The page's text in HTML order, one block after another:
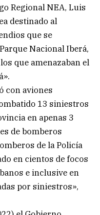
Regional NEA, Luis
destinado al
que se
Nacional Iberá,
que amenazaban el
con aviones
13 siniestros
en apenas 3
de bomberos
de la Policía
en cientos de focos
e inclusive en
por siniestros»,